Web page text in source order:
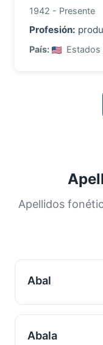
1942 - Presente
Profesión:
País: Estados
Apellidos
Abal
Abala